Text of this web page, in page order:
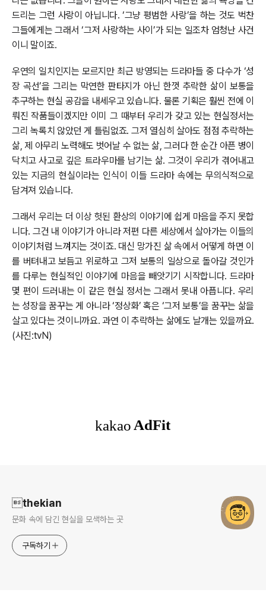
드리는 그런 사랑이 아닙니다. ‘그냥 평범한 사랑’을 하는 것도 벅찬
그들에게는 그래서 ‘그저 사랑하는 사이’가 되는 일조차 엄청난 사건
이니 말이죠.
우연의 일치인지는 모르지만 최근 방영되는 드라마들 중 다수가 ‘성
장 곡선’을 그리는 막연한 판타지가 아닌 한껏 추락한 삶이 보통을
추구하는 현실 공감을 내세우고 있습니다. 물론 기획은 훨씬 전에 이
뤄진 작품들이겠지만 이미 그 때부터 우리가 갖고 있는 현실정서는
그리 녹록치 않았던 게 틀림없죠. 그저 열심히 살아도 점점 추락하는
삶, 제 아무리 노력해도 벗어날 수 없는 삶, 그러다 한 순간 아픈 병이
닥치고 사고로 깊은 트라우마를 남기는 삶. 그것이 우리가 겪어내고
있는 지금의 현실이라는 인식이 이들 드라마 속에는 무의식적으로
담겨져 있습니다.
그래서 우리는 더 이상 헛된 환상의 이야기에 쉽게 마음을 주지 못합
니다. 그건 내 이야기가 아니라 저편 다른 세상에서 살아가는 이들의
이야기처럼 느껴지는 것이죠. 대신 망가진 삶 속에서 어떻게 하면 이
를 버텨내고 보듬고 위로하고 그저 보통의 일상으로 돌아갈 것인가
를 다루는 현실적인 이야기에 마음을 빼앗기기 시작합니다. 드라마
몇 편이 드러내는 이 같은 현실 정서는 그래서 못내 아픕니다. 우리
는 성장을 꿈꾸는 게 아니라 ‘정상화’ 혹은 ‘그저 보통’을 꿈꾸는 삶을
살고 있다는 것이니까요. 과연 이 추락하는 삶에도 날개는 있을까요.
(사진:tvN)
thekian
문화 속에 담긴 현실을 모색하는 곳
구독하기